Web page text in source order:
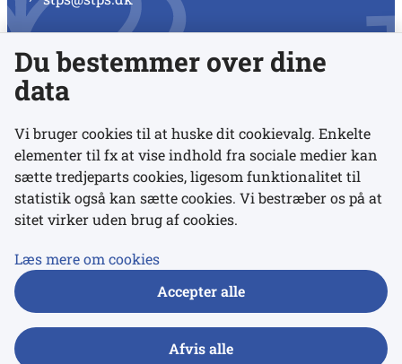
Se alle kontaktnumre
Links
Udgivelser
Du bestemmer over dine
data
Vi bruger cookies til at huske dit cookievalg. Enkelte
elementer til fx at vise indhold fra sociale medier kan
sætte tredjeparts cookies, ligesom funktionalitet til
statistik også kan sætte cookies. Vi bestræber os på at
sitet virker uden brug af cookies.
Læs mere om cookies
Accepter alle
Afvis alle